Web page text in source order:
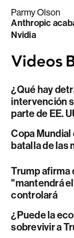
Parmy Olson
Anthropic
Nvidia
¿Qué hay
intervención
parte de EE.
Copa Mundial
batalla de las
Trump afirma
"mantendrá
controlará
¿Puede la
sobrevivir a